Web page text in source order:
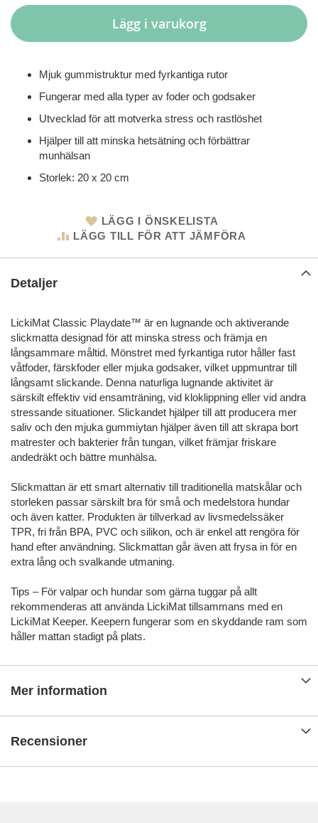
Lägg i varukorg
Mjuk gummistruktur med fyrkantiga rutor
Fungerar med alla typer av foder och godsaker
Utvecklad för att motverka stress och rastlöshet
Hjälper till att minska hetsätning och förbättrar
munhälsan
Storlek: 20 x 20 cm
LÄGG I ÖNSKELISTA
LÄGG TILL FÖR ATT JÄMFÖRA
Detaljer
LickiMat Classic Playdate™ är en lugnande och aktiverande
slickmatta designad för att minska stress och främja en
långsammare måltid. Mönstret med fyrkantiga rutor håller fast
våtfoder, färskfoder eller mjuka godsaker, vilket uppmuntrar till
långsamt slickande. Denna naturliga lugnande aktivitet är
särskilt effektiv vid ensamträning, vid kloklippning eller vid andra
stressande situationer. Slickandet hjälper till att producera mer
saliv och den mjuka gummiytan hjälper även till att skrapa bort
matrester och bakterier från tungan, vilket främjar friskare
andedräkt och bättre munhälsa.
Slickmattan är ett smart alternativ till traditionella matskålar och
storleken passar särskilt bra för små och medelstora hundar
och även katter. Produkten är tillverkad av livsmedelssäker
TPR, fri från BPA, PVC och silikon, och är enkel att rengöra för
hand efter användning. Slickmattan går även att frysa in för en
extra lång och svalkande utmaning.
Tips – För valpar och hundar som gärna tuggar på allt
rekommenderas att använda LickiMat tillsammans med en
LickiMat Keeper. Keepern fungerar som en skyddande ram som
håller mattan stadigt på plats.
Mer information
Recensioner